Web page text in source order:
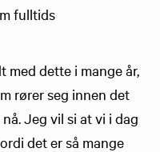
fulltids
med dette i mange år,
rører seg innen det
Jeg vil si at vi i dag
det er så mange